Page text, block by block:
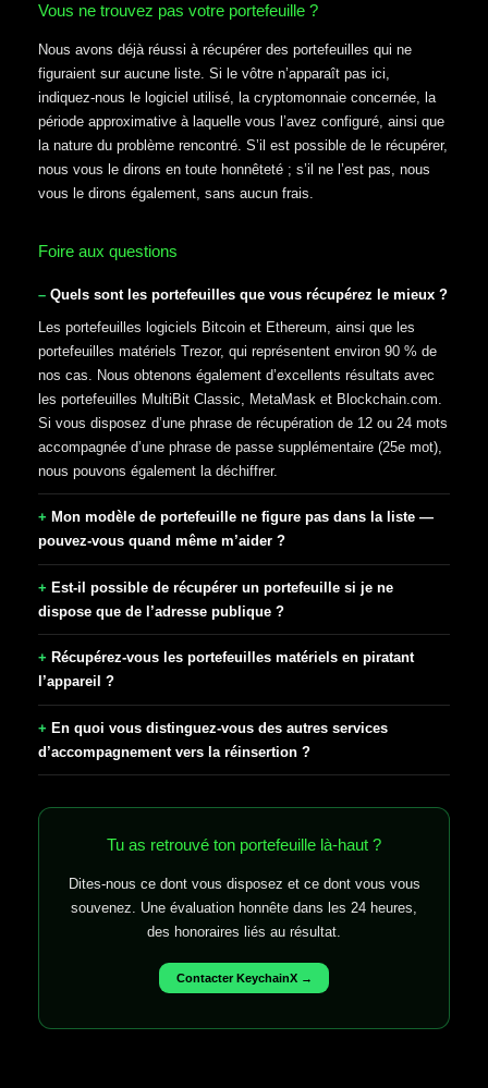
Vous ne trouvez pas votre portefeuille ?
Nous avons déjà réussi à récupérer des portefeuilles qui ne
figuraient sur aucune liste. Si le vôtre n’apparaît pas ici,
indiquez-nous le logiciel utilisé, la cryptomonnaie concernée, la
période approximative à laquelle vous l’avez configuré, ainsi que
la nature du problème rencontré. S’il est possible de le récupérer,
nous vous le dirons en toute honnêteté ; s’il ne l’est pas, nous
vous le dirons également, sans aucun frais.
Foire aux questions
Quels sont les portefeuilles que vous récupérez le mieux ?
Les portefeuilles logiciels Bitcoin et Ethereum, ainsi que les
portefeuilles matériels Trezor, qui représentent environ 90 % de
nos cas. Nous obtenons également d’excellents résultats avec
les portefeuilles MultiBit Classic, MetaMask et Blockchain.com.
Si vous disposez d’une phrase de récupération de 12 ou 24 mots
accompagnée d’une phrase de passe supplémentaire (25e mot),
nous pouvons également la déchiffrer.
Mon modèle de portefeuille ne figure pas dans la liste —
pouvez-vous quand même m’aider ?
Est-il possible de récupérer un portefeuille si je ne
dispose que de l’adresse publique ?
Récupérez-vous les portefeuilles matériels en piratant
l’appareil ?
En quoi vous distinguez-vous des autres services
d’accompagnement vers la réinsertion ?
Tu as retrouvé ton portefeuille là-haut ?
Dites-nous ce dont vous disposez et ce dont vous vous
souvenez. Une évaluation honnête dans les 24 heures,
des honoraires liés au résultat.
Contacter KeychainX →